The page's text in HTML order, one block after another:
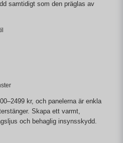
samtidigt som den präglas av
kr, och panelerna är enkla
Skapa ett varmt,
och behaglig insynsskydd.